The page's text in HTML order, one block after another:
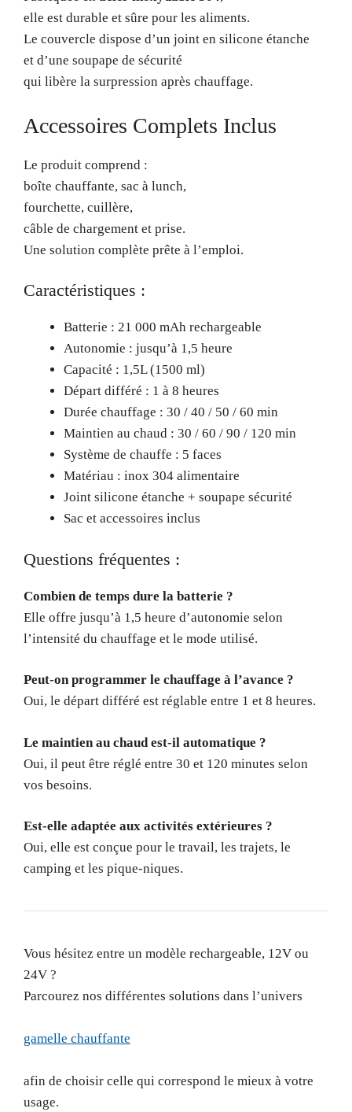
elle est durable et sûre pour les aliments.
Le couvercle dispose d’un joint en silicone étanche
et d’une soupape de sécurité
qui libère la surpression après chauffage.
Accessoires Complets Inclus
Le produit comprend :
boîte chauffante, sac à lunch,
fourchette, cuillère,
câble de chargement et prise.
Une solution complète prête à l’emploi.
Caractéristiques :
Batterie : 21 000 mAh rechargeable
Autonomie : jusqu’à 1,5 heure
Capacité : 1,5L (1500 ml)
Départ différé : 1 à 8 heures
Durée chauffage : 30 / 40 / 50 / 60 min
Maintien au chaud : 30 / 60 / 90 / 120 min
Système de chauffe : 5 faces
Matériau : inox 304 alimentaire
Joint silicone étanche + soupape sécurité
Sac et accessoires inclus
Questions fréquentes :
Combien de temps dure la batterie ?
Elle offre jusqu’à 1,5 heure d’autonomie selon
l’intensité du chauffage et le mode utilisé.
Peut-on programmer le chauffage à l’avance ?
Oui, le départ différé est réglable entre 1 et 8 heures.
Le maintien au chaud est-il automatique ?
Oui, il peut être réglé entre 30 et 120 minutes selon
vos besoins.
Est-elle adaptée aux activités extérieures ?
Oui, elle est conçue pour le travail, les trajets, le
camping et les pique-niques.
Vous hésitez entre un modèle rechargeable, 12V ou
24V ?
Parcourez nos différentes solutions dans l’univers
gamelle chauffante
afin de choisir celle qui correspond le mieux à votre
usage.